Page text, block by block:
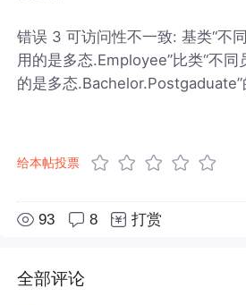
错误 3 可访问性不一致: 基类“不
用的是多态.Employee”比类“不同
的是多态
给本帖投票
93 8 打赏
全部评论